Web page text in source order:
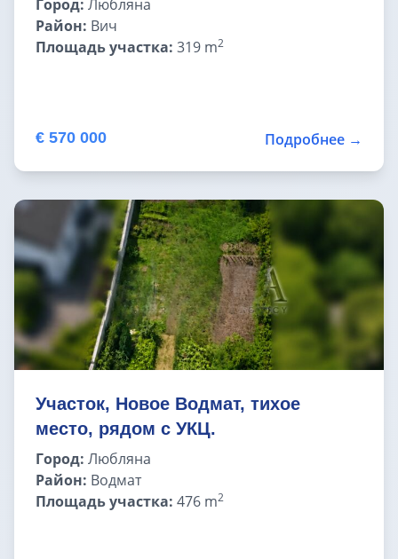
Фермы в Словении
ВНЖ в Словении
Город: Любляна
Район: Вич
Площадь участка: 319 m2
€ 570 000 Подробнее →
Участок, Новое Водмат, тихое
место, рядом с УКЦ.
Город: Любляна
Район: Водмат
Площадь участка: 476 m2